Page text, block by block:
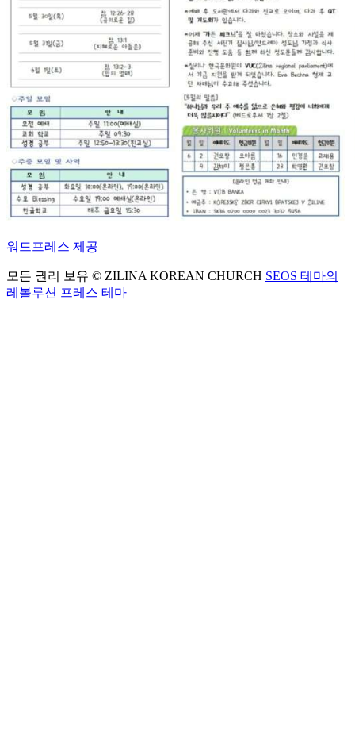
워드프레스 제공
모든 권리 보유 © ZILINA KOREAN CHURCH SEOS 테마의
레볼루션 프레스 테마